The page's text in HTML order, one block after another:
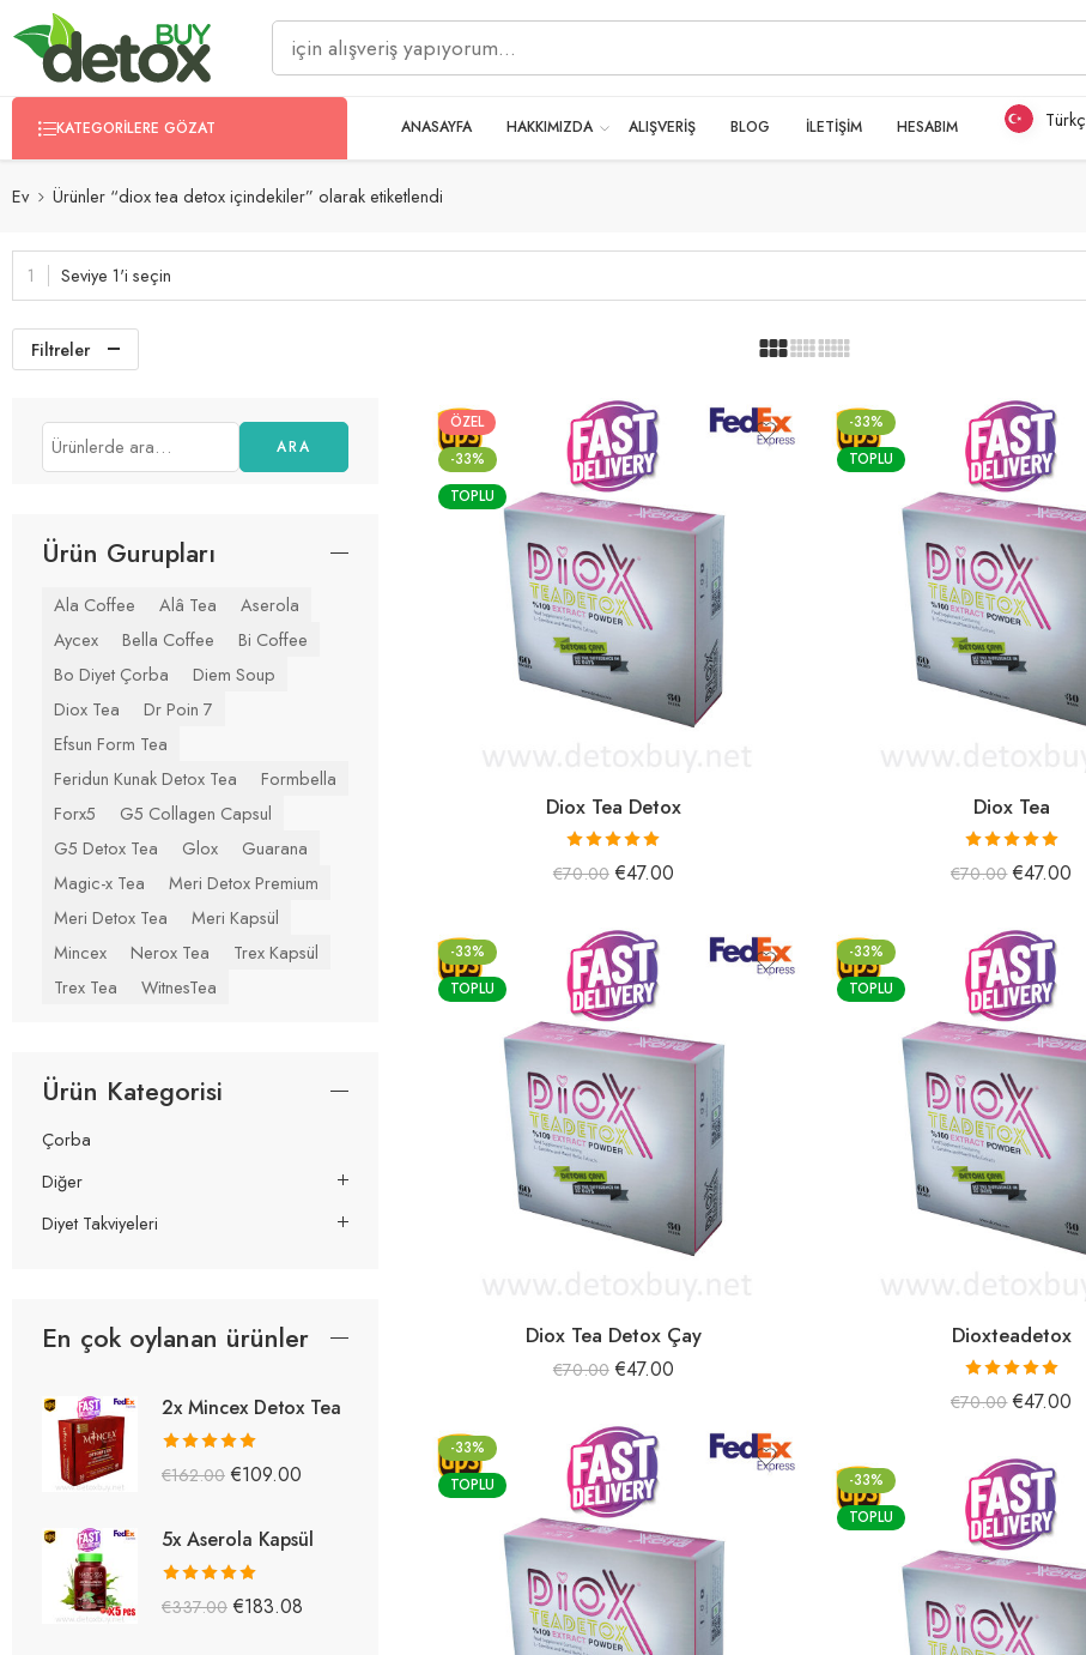
KATEGORILERE GÖZAT ANASAYFA HAKKIMIZDA ALIŞVERİŞ BLOG İLETİŞİM HESABIM
Ev Ürünler “diox tea detox içindekiler” olarak etiketlendi
Seviye 1'i seçin
Filtreler
ÖZEL
-33%
TOPLU
Diox Tea Detox
5 üzerinden
€70.00 €47.00
-33%
TOPLU
Diox Tea
5 üzerinden
€70.00 €47.00
-33%
TOPLU
Diox Tea Detox Çay
€70.00 €47.00
-33%
TOPLU
Dioxteadetox
5 üzerinden
€70.00 €47.00
-33%
TOPLU
-33%
TOPLU
ARA
Ürün Gurupları
Ala Coffee Alâ Tea
Aserola
Aycex
Bella Coffee
Bi Coffee
Bo Diyet Çorba
Diem Soup
Diox Tea
Dr Poin 7
Efsun Form Tea
Feridun Kunak Detox Tea
Formbella
Forx5
G5 Collagen Capsul
G5 Detox Tea
Glox
Guarana
Magic-x Tea
Meri Detox Premium
Meri Detox Tea
Meri Kapsül
Mincex
Nerox Tea
Trex Kapsül
Trex Tea
WitnesTea
Ürün Kategorisi
Çorba
Diğer
Diyet Takviyeleri
En çok oylanan ürünler
2x Mincex Detox Tea
5 üzerinden
€162.00 €109.00
5x Aserola Kapsül
5 üzerinden
€337.00 €183.08